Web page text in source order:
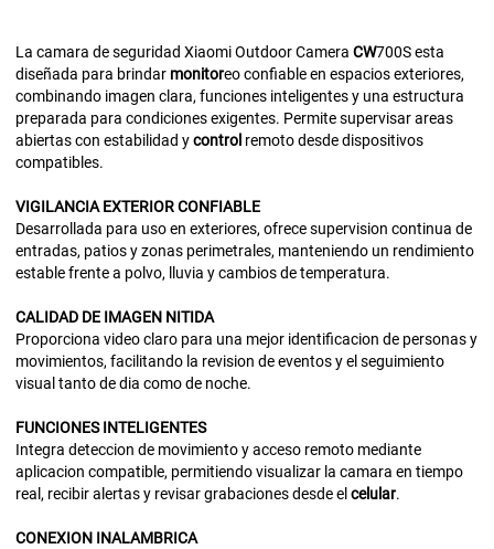
La camara de seguridad Xiaomi Outdoor Camera CW700S esta
diseñada para brindar monitoreo confiable en espacios exteriores,
combinando imagen clara, funciones inteligentes y una estructura
preparada para condiciones exigentes. Permite supervisar areas
abiertas con estabilidad ycontrol remoto desde dispositivos
compatibles.
VIGILANCIA EXTERIORCONFIABLE
Desarrollada para uso en exteriores, ofrece supervision continua de
entradas, patios y zonas perimetrales, manteniendo un rendimiento
estable frente a polvo, lluvia y cambios de temperatura.
CALIDAD DE IMAGEN NITIDA
Proporciona video claro para una mejor identificacion de personas y
movimientos, facilitando la revision de eventos y el seguimiento
visual tanto de dia como de noche.
FUNCIONES INTELIGENTES
Integra deteccion de movimiento y acceso remoto mediante
aplicacion compatible, permitiendo visualizar la camara en tiempo
real, recibir alertas y revisar grabaciones desde el celular.
CONEXION INALAMBRICA